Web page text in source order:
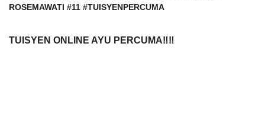
ROSEMAWATI #11 #TUISYENPERCUMA
TUISYEN ONLINE AYU PERCUMA‼️‼️